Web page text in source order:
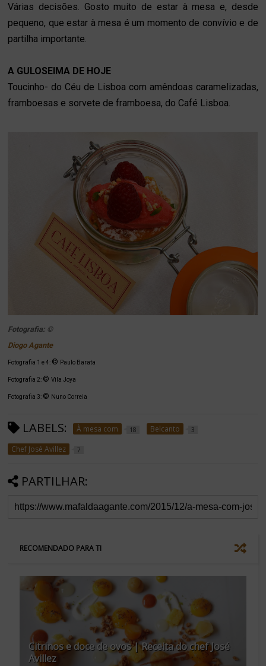
Várias decisões. Gosto muito de estar à mesa e, desde
pequeno, que estar à mesa é um momento de convívio e de
partilha importante.
A GULOSEIMA DE HOJE
Toucinho- do Céu de Lisboa com amêndoas caramelizadas,
framboesas e sorvete de framboesa, do Café Lisboa.
Fotografia: ©
Diogo Agante
Fotografia 1 e 4: © Paulo Barata
Fotografia 2: ©Vila Joya
Fotografia 3: © Nuno Correia
LABELS: À mesa com 18 Belcanto 3
Chef José Avillez 7
PARTILHAR:
RECOMENDADO PARA TI
Citrinos e doce de ovos | Receita do chef José
Avillez